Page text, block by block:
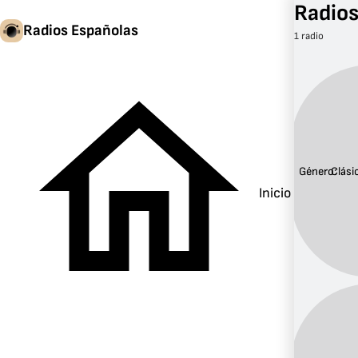
Radios Españolas
Inicio
1 radio
Género: